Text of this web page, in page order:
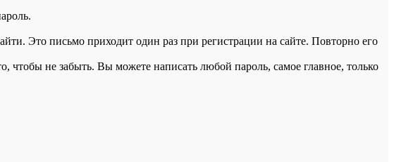
Это письмо приходит один раз при регистрации на сайте. Повторно его
чтобы не забыть. Вы можете написать любой пароль, самое главное, только